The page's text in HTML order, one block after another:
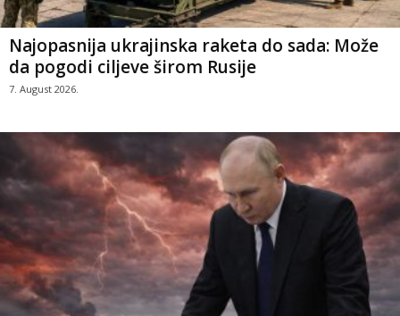
Najopasnija ukrajinska raketa do sada: Može
da pogodi ciljeve širom Rusije
7. August 2026.